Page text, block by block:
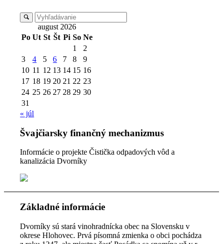
august 2026
Po Ut St Št Pi So Ne
1
2
3
4 5 6 7 8
9
10 11 12 13 14 15 16
17 18 19 20 21 22 23
24 25 26 27 28 29 30
31
« júl
Švajčiarsky finančný mechanizmus
Informácie o projekte Čistička odpadových vôd a
kanalizácia Dvorníky
Základné informácie
Dvorníky sú stará vinohradnícka obec na Slovensku v
okrese Hlohovec. Prvá písomná zmienka o obci pochádza